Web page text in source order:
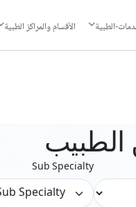
الطبية الأقسام والمراكز الطبية
Sub Specialty